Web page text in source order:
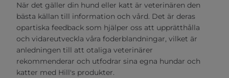
När det gäller din hund eller katt är veterinären den
bästa källan till information och vård. Det är deras
opartiska feedback som hjälper oss att upprätthålla
och vidareutveckla våra foderblandningar, vilket är
anledningen till att otaliga veterinärer
rekommenderar och utfodrar sina egna hundar och
katter med Hill's produkter.